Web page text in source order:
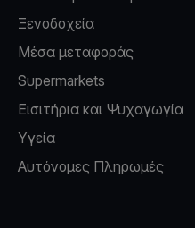
Ξενοδοχεία
Μέσα μεταφοράς
Supermarkets
Εισιτήρια και Ψυχαγωγία
Υγεία
Αυτόνομες Πληρωμές